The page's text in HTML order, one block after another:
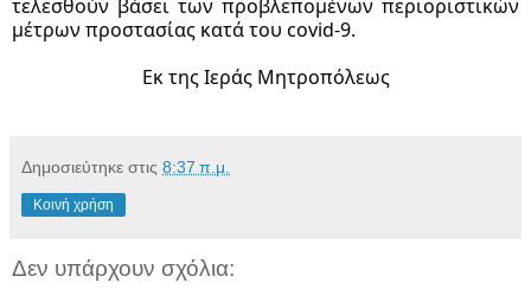
τελεσθούν βάσει των προβλεπομένων περιοριστικών
μέτρων προστασίας κατά του covid-9.
Εκ της Ιεράς Μητροπόλεως
Δημοσιεύτηκε στις 8:37 π.μ.
Κοινή χρήση
Δεν υπάρχουν σχόλια: